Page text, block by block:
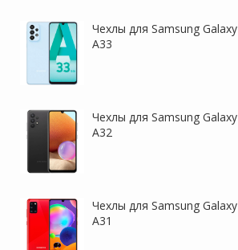
Чехлы для Samsung Galaxy
A33
Чехлы для Samsung Galaxy
A32
Чехлы для Samsung Galaxy
A31